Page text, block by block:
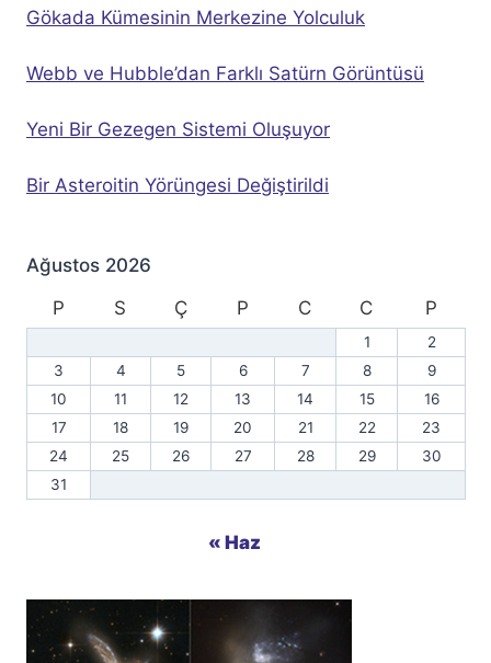
Gökada Kümesinin Merkezine Yolculuk
Webb ve Hubble’dan Farklı Satürn Görüntüsü
Yeni Bir Gezegen Sistemi Oluşuyor
Bir Asteroitin Yörüngesi Değiştirildi
Ağustos 2026
P
S Ç P C C P
1
2
3
4 5 6 7 8
9
10
11 12 13 14 15
16
17
18 19 20 21 22
23
24
25 26 27 28 29
30
31
« Haz